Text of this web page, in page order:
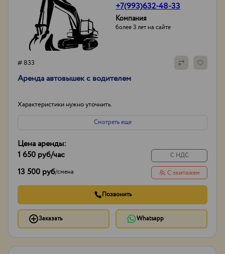
+7(993)632-48-33
Компания
более 3 лет на сайте
# 833
Аренда автовышек с водителем
Характеристики нужно уточнить.
Смотреть еще
Цена аренды:
1 650 руб/час
13 500 руб/смена
С НДС
С экипажем
Позвонить
Заказать Whatsapp